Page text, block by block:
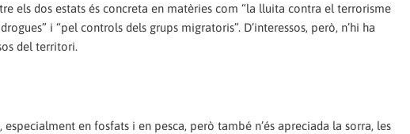
els dos estats és concreta en matèries com “la lluita contra el terrorisme
i “pel controls dels grups migratoris”. D’interessos, però, n’hi ha
del territori.
en fosfats i en pesca, però també n’és apreciada la sorra, les